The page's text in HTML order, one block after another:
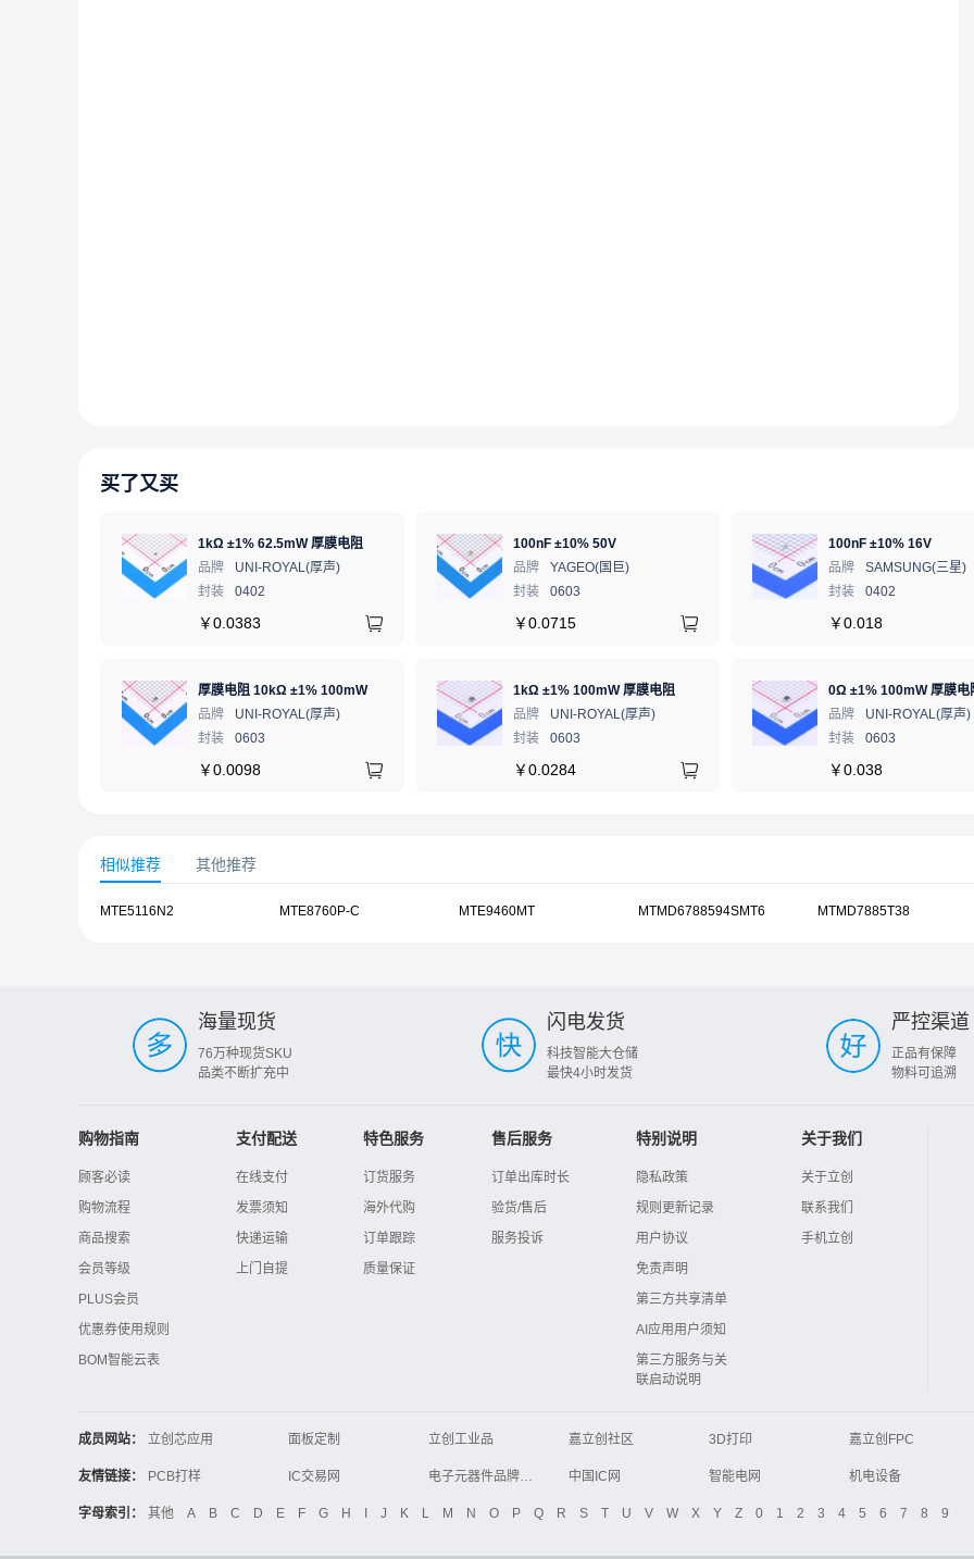
买了又买
1kΩ ±1% 62.5mW 厚膜电阻
品牌
UNI-ROYAL(厚声)
封装
0402
￥0.0383
100nF ±10% 50V
品牌
YAGEO(国巨)
封装
0603
￥0.0715
100nF ±10% 16V
品牌
SAMSUNG(三星)
封装
0402
￥0.018
厚膜电阻 10kΩ ±1% 100mW
品牌
UNI-ROYAL(厚声)
封装
0603
￥0.0098
1kΩ ±1% 100mW 厚膜电阻
品牌
UNI-ROYAL(厚声)
封装
0603
￥0.0284
0Ω ±1% 100mW 厚膜电
品牌
UNI-ROYAL(厚声)
封装
0603
￥0.038
相似推荐 其他推荐
MTE5116N2 MTE8760P-C MTE9460MT MTMD6788594SMT6 MTMD7885T38
海量现货
76万种现货SKU
品类不断扩充中
闪电发货
科技智能大仓储
最快4小时发货
严控渠道
正品有保障
物料可追溯
购物指南
顾客必读
购物流程
商品搜索
会员等级
PLUS会员
优惠券使用规则
BOM智能云表
支付配送
在线支付
发票须知
快递运输
上门自提
特色服务
订货服务
海外代购
订单跟踪
质量保证
售后服务
订单出库时长
验货/售后
服务投诉
特别说明
隐私政策
规则更新记录
用户协议
免责声明
第三方共享清单
AI应用用户须知
第三方服务与关
联启动说明
关于我们
关于立创
联系我们
手机立创
成员网站： 立创芯应用 面板定制 立创工业品 嘉立创社区 3D打印
嘉立创FPC
立创电子设计大赛
立创开源硬件 ZXHPCB
友情链接： PCB打样 IC交易网 电子元器件品牌大全 中国IC网 智能电网
机电设备
电子技术应用
21icsearch 电子展 液晶屏交易中心 中国包装网
电子元器件查询
字母索引： 其他 A B C D E F G H J K L M N O P Q R S T U V W X Y Z 0 1 2 3 4 5 6 7 8 9